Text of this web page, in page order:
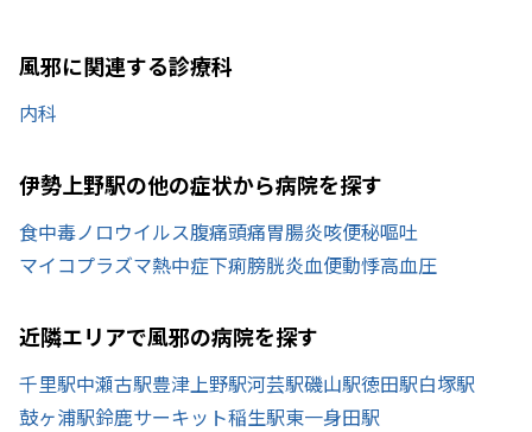
風邪に関連する診療科
内科
伊勢上野駅の他の症状から病院を探す
食中毒ノロウイルス腹痛頭痛胃腸炎咳便秘嘔吐
マイコプラズマ熱中症下痢膀胱炎血便動悸高血圧
近隣エリアで風邪の病院を探す
千里駅中瀬古駅豊津上野駅河芸駅磯山駅徳田駅白塚駅
鼓ヶ浦駅鈴鹿サーキット稲生駅東一身田駅